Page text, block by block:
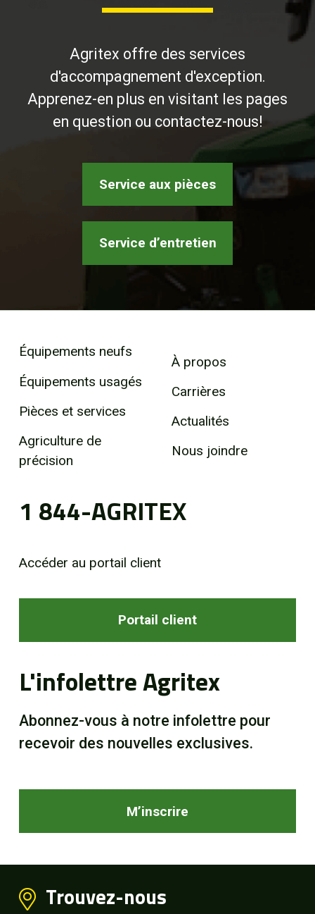
Agritex offre des services
d'accompagnement d'exception.
Apprenez-en plus en visitant les pages
en question ou contactez-nous!
Service aux pièces
Service d’entretien
Équipements neufs
Équipements usagés
Pièces et services
Agriculture de
précision
À propos
Carrières
Actualités
Nous joindre
1 844-AGRITEX
Accéder au portail client
Portail client
L'infolettre Agritex
Abonnez-vous à notre infolettre pour
recevoir des nouvelles exclusives.
M’inscrire
Trouvez-nous